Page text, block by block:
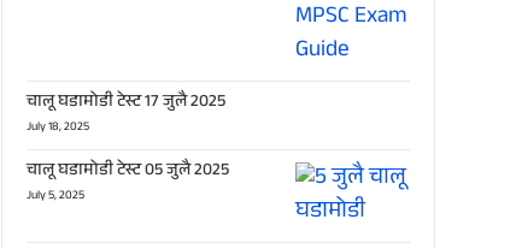
चालू घडामोडी टेस्ट 17 जुलै 2025
July 18, 2025
चालू घडामोडी टेस्ट 05 जुलै 2025
July 5, 2025